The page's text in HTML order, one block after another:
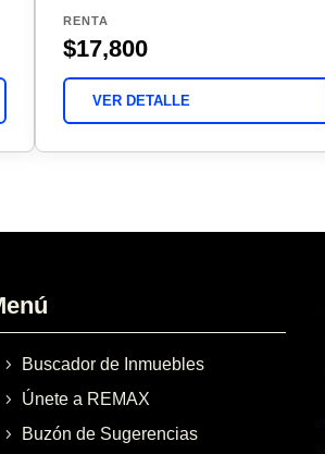
RENTA
$17,800
VER DETALLE
Buscador de Inmuebles
Únete a REMAX
Buzón de Sugerencias